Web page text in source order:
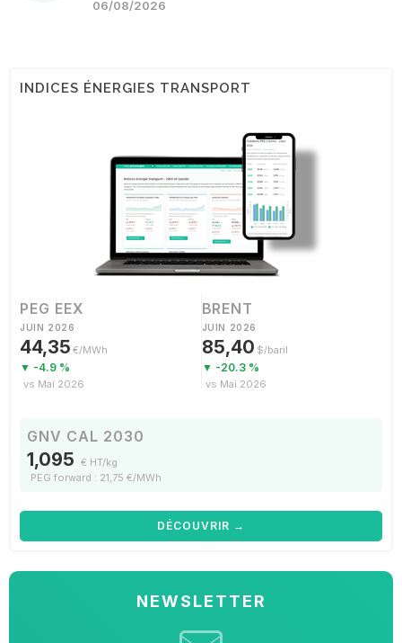
06/08/2026
INDICES ÉNERGIES TRANSPORT
PEG EEX
JUIN 2026
44,35 €/MWh
▼ -4.9 %
vs Mai 2026
BRENT
JUIN 2026
85,40 $/baril
▼ -20.3 %
vs Mai 2026
GNV CAL 2030
1,095 € HT/kg
PEG forward : 21,75 €/MWh
DÉCOUVRIR →
NEWSLETTER